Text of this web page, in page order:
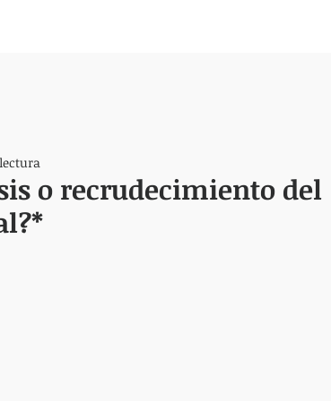
o recrudecimiento del